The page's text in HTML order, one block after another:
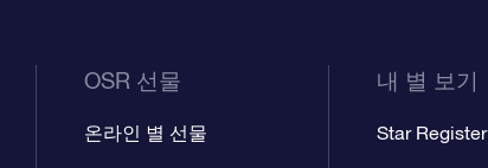
OSR 선물
온라인 별 선물
내 별 보기
Star Register